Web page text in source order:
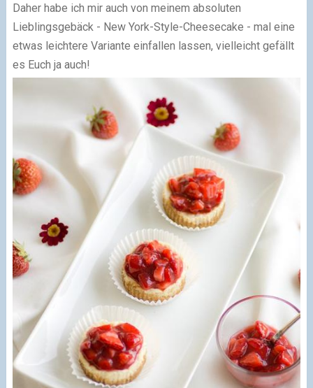
Daher habe ich mir auch von meinem absoluten
Lieblingsgebäck - New York-Style-Cheesecake - mal eine
etwas leichtere Variante einfallen lassen, vielleicht gefällt
es Euch ja auch!